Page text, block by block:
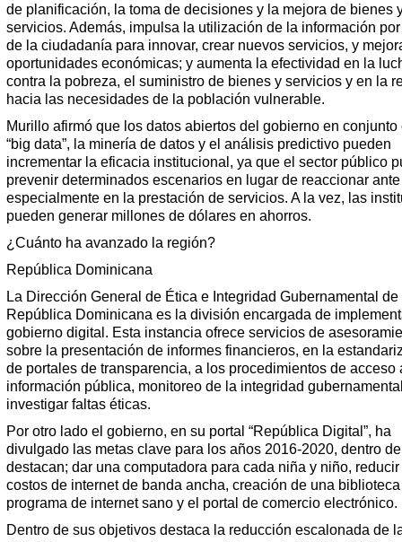
de planificación, la toma de decisiones y la mejora de bienes
servicios. Además, impulsa la utilización de la información
de la ciudadanía para innovar, crear nuevos servicios, y
oportunidades económicas; y aumenta la efectividad en la
contra la pobreza, el suministro de bienes y servicios y en la
hacia las necesidades de la población vulnerable.
Murillo afirmó que los datos abiertos del gobierno en conjunto
“big data”, la minería de datos y el análisis predictivo pueden
incrementar la eficacia institucional, ya que el sector público
prevenir determinados escenarios en lugar de reaccionar
especialmente en la prestación de servicios. A la vez, las
pueden generar millones de dólares en ahorros.
¿Cuánto ha avanzado la región?
República Dominicana
La Dirección General de Ética e Integridad Gubernamental de
República Dominicana es la división encargada de
gobierno digital. Esta instancia ofrece servicios de
sobre la presentación de informes financieros, en la
de portales de transparencia, a los procedimientos de acceso
información pública, monitoreo de la integridad
investigar faltas éticas.
Por otro lado el gobierno, en su portal “República Digital”, ha
divulgado las metas clave para los años 2016-2020, dentro
destacan; dar una computadora para cada niña y niño,
costos de internet de banda ancha, creación de una
programa de internet sano y el portal de comercio electrónico.
Dentro de sus objetivos destaca la reducción escalonada de